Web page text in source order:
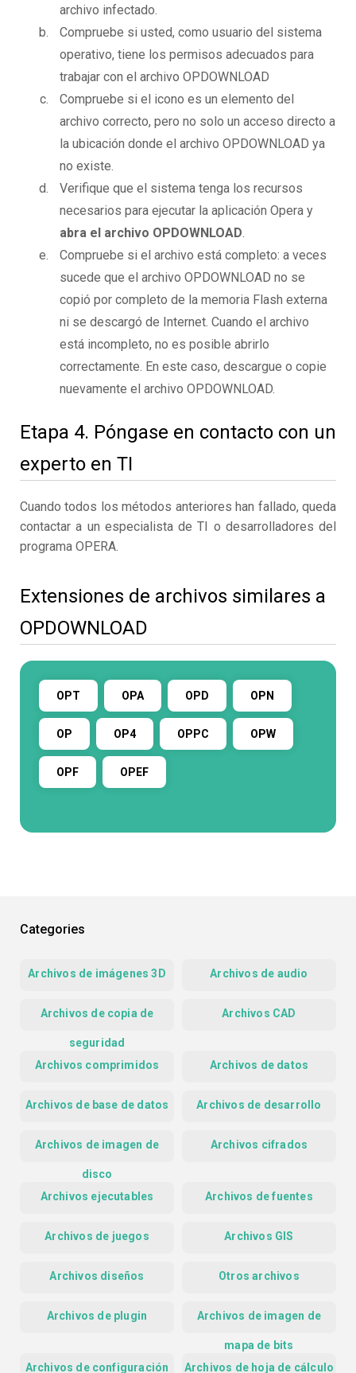
archivo infectado.
Compruebe si usted, como usuario del sistema
operativo, tiene los permisos adecuados para
trabajar con el archivo OPDOWNLOAD
Compruebe si el icono es un elemento del
archivo correcto, pero no solo un acceso directo a
la ubicación donde el archivo OPDOWNLOAD ya
no existe.
Verifique que el sistema tenga los recursos
necesarios para ejecutar la aplicación Opera y
abra el archivo OPDOWNLOAD.
Compruebe si el archivo está completo: a veces
sucede que el archivo OPDOWNLOAD no se
copió por completo de la memoria Flash externa
ni se descargó de Internet. Cuando el archivo
está incompleto, no es posible abrirlo
correctamente. En este caso, descargue o copie
nuevamente el archivo OPDOWNLOAD.
Etapa 4. Póngase en contacto con un
experto en TI
Cuando todos los métodos anteriores han fallado, queda
contactar a un especialista de TI o desarrolladores del
programa OPERA.
Extensiones de archivos similares a
OPDOWNLOAD
OPT OPA OPD OPN
OP OP4 OPPC OPW
OPF OPEF
Categories
Archivos de imágenes 3D Archivos de audio
Archivos de copia de
seguridad
Archivos CAD
Archivos comprimidos Archivos de datos
Archivos de base de datos Archivos de desarrollo
Archivos de imagen de
disco
Archivos cifrados
Archivos ejecutables Archivos de fuentes
Archivos de juegos Archivos GIS
Archivos diseños Otros archivos
Archivos de plugin Archivos de imagen de
mapa de bits
Archivos de configuración
Archivos de hoja de cálculo